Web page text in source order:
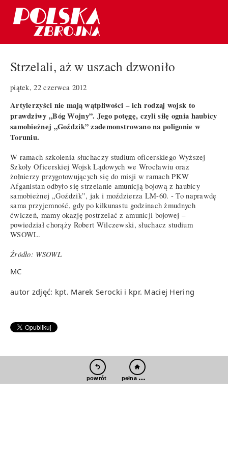
Strzelali, aż w uszach dzwoniło
piątek, 22 czerwca 2012
Artylerzyści nie mają wątpliwości – ich rodzaj wojsk to
prawdziwy „Bóg Wojny”. Jego potęgę, czyli siłę ognia haubicy
samobieżnej „Goździk” zademonstrowano na poligonie w
Toruniu.
W ramach szkolenia słuchaczy studium oficerskiego Wyższej
Szkoły Oficerskiej Wojsk Lądowych we Wrocławiu oraz
żołnierzy przygotowujących się do misji w ramach PKW
Afganistan odbyło się strzelanie amunicją bojową z haubicy
samobieżnej „Goździk”, jak i moździerza LM-60. - To naprawdę
sama przyjemność, gdy po kilkunastu godzinach żmudnych
ćwiczeń, mamy okazję postrzelać z amunicji bojowej –
powiedział chorąży Robert Wilczewski, słuchacz studium
WSOWL.
Źródło: WSOWL
MC
autor zdjęć: kpt. Marek Serocki i kpr. Maciej Hering
powrót pełna wersja